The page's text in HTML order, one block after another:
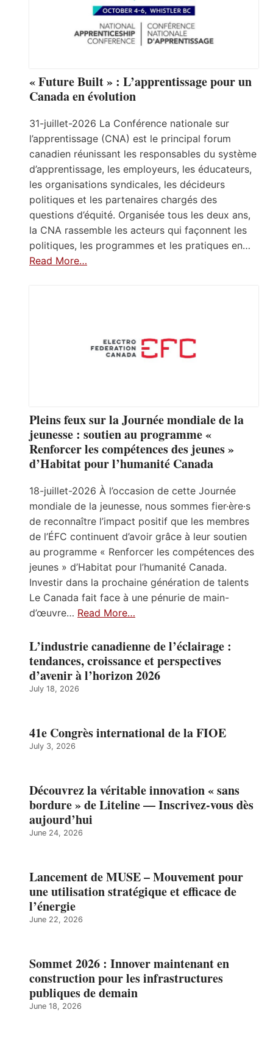
« Future Built » : L’apprentissage pour un
Canada en évolution
31-juillet-2026 La Conférence nationale sur
l’apprentissage (CNA) est le principal forum
canadien réunissant les responsables du système
d’apprentissage, les employeurs, les éducateurs,
les organisations syndicales, les décideurs
politiques et les partenaires chargés des
questions d’équité. Organisée tous les deux ans,
la CNA rassemble les acteurs qui façonnent les
politiques, les programmes et les pratiques en…
Read More…
Pleins feux sur la Journée mondiale de la
jeunesse : soutien au programme «
Renforcer les compétences des jeunes »
d’Habitat pour l’humanité Canada
18-juillet-2026 À l’occasion de cette Journée
mondiale de la jeunesse, nous sommes fier·ère·s
de reconnaître l’impact positif que les membres
de l’ÉFC continuent d’avoir grâce à leur soutien
au programme « Renforcer les compétences des
jeunes » d’Habitat pour l’humanité Canada.
Investir dans la prochaine génération de talents
Le Canada fait face à une pénurie de main-
d’œuvre… Read More…
L’industrie canadienne de l’éclairage :
tendances, croissance et perspectives
d’avenir à l’horizon 2026
July 18, 2026
41e Congrès international de la FIOE
July 3, 2026
Découvrez la véritable innovation « sans
bordure » de Liteline — Inscrivez-vous dès
aujourd’hui
June 24, 2026
Lancement de MUSE – Mouvement pour
une utilisation stratégique et efficace de
l’énergie
June 22, 2026
Sommet 2026 : Innover maintenant en
construction pour les infrastructures
publiques de demain
June 18, 2026